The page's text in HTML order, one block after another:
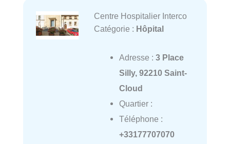
Centre Hospitalier Interco
Catégorie : Hôpital
Adresse : 3 Place
Silly, 92210 Saint-
Cloud
Quartier :
Téléphone :
+33177707070